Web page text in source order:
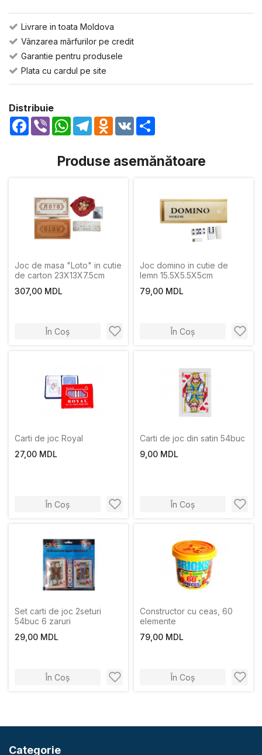
Livrare in toata Moldova
Vânzarea mărfurilor pe credit
Garantie pentru produsele
Plata cu cardul pe site
Distribuie
Facebook
Viber WhatsApp
TelegramOdnoklassniki
VK
Produse asemănătoare
Joc de masa "Loto" in cutie
de carton 23X13X7.5cm
307,00 MDL
În Coș
Joc domino in cutie de
lemn 15.5X5.5X5cm
79,00 MDL
În Coș
Carti de joc Royal
27,00 MDL
În Coș
Carti de joc din satin 54buc
9,00 MDL
În Coș
Set carti de joc 2seturi
54buc 6 zaruri
29,00 MDL
În Coș
Constructor cu ceas, 60
elemente
79,00 MDL
În Coș
Categorie